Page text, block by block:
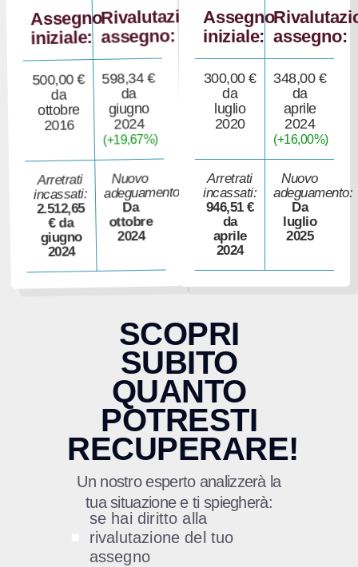
Assegno
iniziale:
Rivalutazione
assegno:
500,00 €
da
ottobre
2016
598,34 €
da
giugno
2024
(+19,67%)
Arretrati
incassati:
2.512,65
€ da
giugno
2024
Nuovo
adeguamento:
Da
ottobre
2024
Assegno
iniziale: assegno:
300,00 €
da
luglio
2020
348,00 €
da
aprile
2024
(+16,00%)
Arretrati
incassati:
946,51 €
da
aprile
2024
Nuovo
adeguamento:
Da
luglio
2025
SCOPRI
SUBITO
QUANTO
POTRESTI
RECUPERARE!
Un nostro esperto analizzerà la
tua situazione e ti spiegherà:
se hai diritto alla
rivalutazione del tuo
assegno